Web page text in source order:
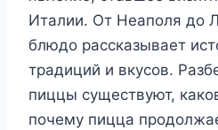
Италии. От Неаполя до
блюдо рассказывает
традиций и вкусов.
пиццы существуют,
почему пицца